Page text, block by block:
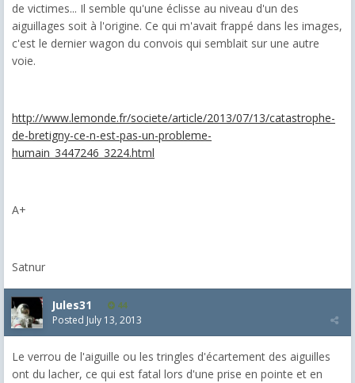
de victimes... Il semble qu'une éclisse au niveau d'un des
aiguillages soit à l'origine. Ce qui m'avait frappé dans les images,
c'est le dernier wagon du convois qui semblait sur une autre
voie.
http://www.lemonde.fr/societe/article/2013/07/13/catastrophe-
de-bretigny-ce-n-est-pas-un-probleme-
humain_3447246_3224.html
A+
Satnur
Jules31 44
Posted July 13, 2013
Le verrou de l'aiguille ou les tringles d'écartement des aiguilles
ont du lacher, ce qui est fatal lors d'une prise en pointe et en